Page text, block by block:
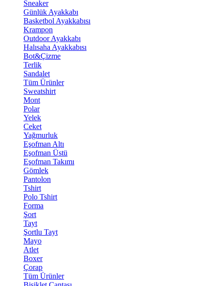
Sneaker
Günlük Ayakkabı
Basketbol Ayakkabısı
Krampon
Outdoor Ayakkabı
Halısaha Ayakkabısı
Bot&Çizme
Terlik
Sandalet
Tüm Ürünler
Sweatshirt
Mont
Polar
Yelek
Ceket
Yağmurluk
Eşofman Altı
Eşofman Üstü
Eşofman Takımı
Gömlek
Pantolon
Tshirt
Polo Tshirt
Forma
Şort
Tayt
Şortlu Tayt
Mayo
Atlet
Boxer
Çorap
Tüm Ürünler